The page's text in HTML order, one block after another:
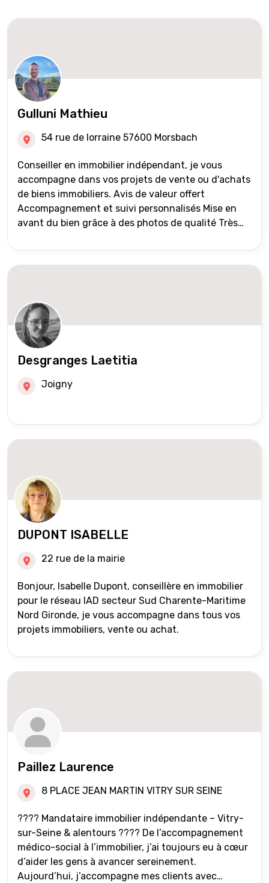
Gulluni Mathieu
54 rue de lorraine 57600 Morsbach
Conseiller en immobilier indépendant, je vous
accompagne dans vos projets de vente ou d'achats
de biens immobiliers. Avis de valeur offert
Accompagnement et suivi personnalisés Mise en
avant du bien grâce à des photos de qualité Très
international) Validation du financement des
acquéreurs auprès de partenaires financiers
réseau Iad France et Iad Deutschland Inter agence
Desgranges Laetitia
Joigny
DUPONT ISABELLE
22 rue de la mairie
Bonjour, Isabelle Dupont, conseillère en immobilier
pour le réseau IAD secteur Sud Charente-Maritime
Nord Gironde, je vous accompagne dans tous vos
projets immobiliers, vente ou achat.
Paillez Laurence
8 PLACE JEAN MARTIN VITRY SUR SEINE
???? Mandataire immobilier indépendante – Vitry-
sur-Seine & alentours ???? De l’accompagnement
médico-social à l’immobilier, j’ai toujours eu à cœur
d’aider les gens à avancer sereinement.
Aujourd’hui, j’accompagne mes clients avec